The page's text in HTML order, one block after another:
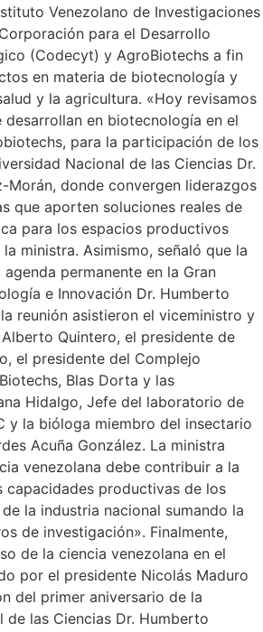
Venezolano de Investigaciones
para el Desarrollo
(Codecyt) y AgroBiotechs a fin
en materia de biotecnología y
y la agricultura. «Hoy revisamos
en biotecnología en el
para la participación de los
Nacional de las Ciencias Dr.
Morán, donde convergen liderazgos
que aporten soluciones reales de
para los espacios productivos
ministra. Asimismo, señaló que la
permanente en la Gran
e Innovación Dr. Humberto
reunión asistieron el viceministro y
Quintero, el presidente de
el presidente del Complejo
Blas Dorta y las
Hidalgo, Jefe del laboratorio de
y la bióloga miembro del insectario
Acuña González. La ministra
venezolana debe contribuir a la
capacidades productivas de los
la industria nacional sumando la
de investigación». Finalmente,
de la ciencia venezolana en el
por el presidente Nicolás Maduro
del primer aniversario de la
de las Ciencias Dr. Humberto